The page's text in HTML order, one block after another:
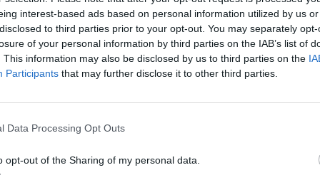
interest-based ads based on personal information utilized by us
to third parties prior to your opt-out. You may separately
of your personal information by third parties on the IAB’s list of
This information may also be disclosed by us to third parties on the
Participants that may further disclose it to other third parties.
Data Processing Opt Outs
opt-out of the Sharing of my personal data.
poezijos knygą „Akla valtis“.
naują knygą? Ir ko pats
gal yra kažkas, ką baiminatės rasti?
tikru momentu, kai baigi ją minkyti,
paleisti knygą gyventi savo